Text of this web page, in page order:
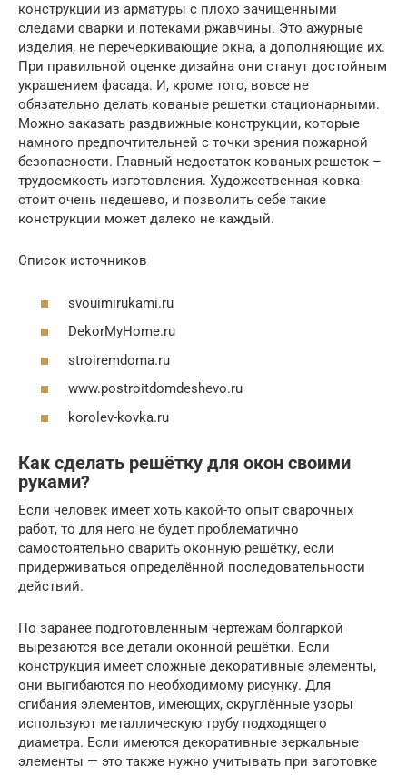
конструкции из арматуры с плохо зачищенными
следами сварки и потеками ржавчины. Это ажурные
изделия, не перечеркивающие окна, а дополняющие их.
При правильной оценке дизайна они станут достойным
украшением фасада. И, кроме того, вовсе не
обязательно делать кованые решетки стационарными.
Можно заказать раздвижные конструкции, которые
намного предпочтительней с точки зрения пожарной
безопасности. Главный недостаток кованых решеток –
трудоемкость изготовления. Художественная ковка
стоит очень недешево, и позволить себе такие
конструкции может далеко не каждый.
Список источников
svouimirukami.ru
DekorMyHome.ru
stroiremdoma.ru
www.postroitdomdeshevo.ru
korolev-kovka.ru
Как сделать решётку для окон своими
руками?
Если человек имеет хоть какой-то опыт сварочных
работ, то для него не будет проблематично
самостоятельно сварить оконную решётку, если
придерживаться определённой последовательности
действий.
По заранее подготовленным чертежам болгаркой
вырезаются все детали оконной решётки. Если
конструкция имеет сложные декоративные элементы,
они выгибаются по необходимому рисунку. Для
сгибания элементов, имеющих, скруглённые узоры
используют металлическую трубу подходящего
диаметра. Если имеются декоративные зеркальные
элементы — это также нужно учитывать при заготовке